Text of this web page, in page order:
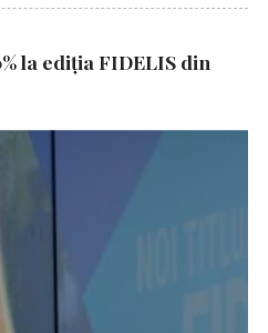
la ediția FIDELIS din